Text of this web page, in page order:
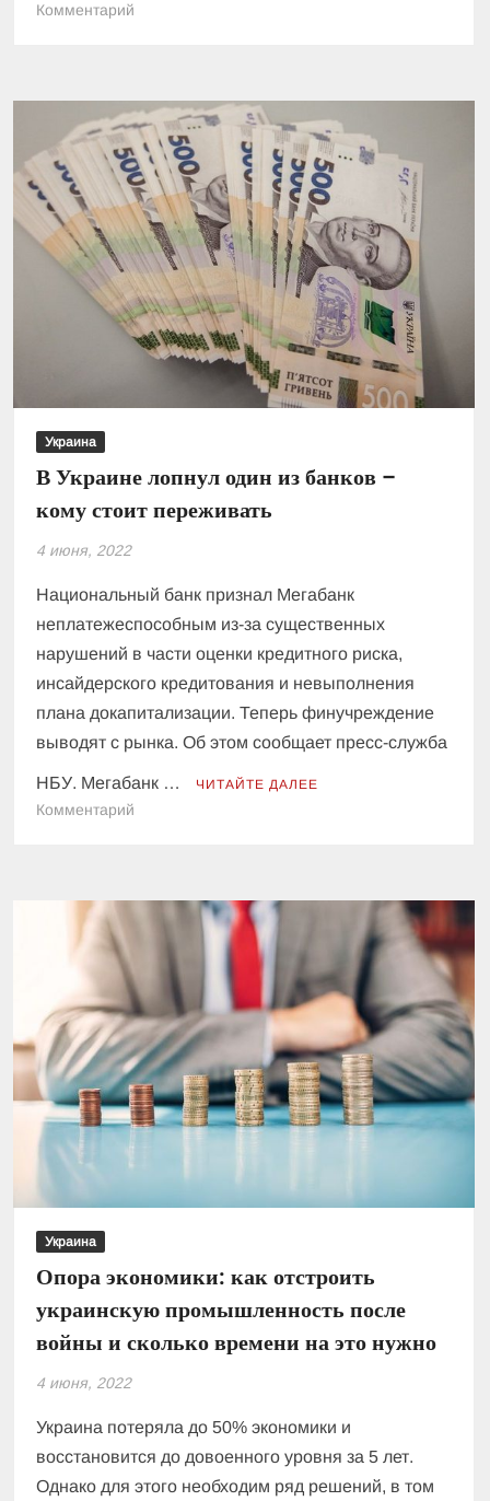
Комментарий
некоторые
выплаты
на
детей
—
кто
теперь
будет
получать
больше
Украина
В Украине лопнул один из банков –
кому стоит переживать
4 июня, 2022
Национальный банк признал Мегабанк
неплатежеспособным из-за существенных
нарушений в части оценки кредитного риска,
инсайдерского кредитования и невыполнения
плана докапитализации. Теперь финучреждение
выводят с рынка. Об этом сообщает пресс-служба
НБУ. Мегабанк … ЧИТАЙТЕ ДАЛЕЕ
Комментарий
–
кому
стоит
переживать
Украина
Опора экономики: как отстроить
украинскую промышленность после
войны и сколько времени на это нужно
4 июня, 2022
Украина потеряла до 50% экономики и
восстановится до довоенного уровня за 5 лет.
Однако для этого необходим ряд решений, в том